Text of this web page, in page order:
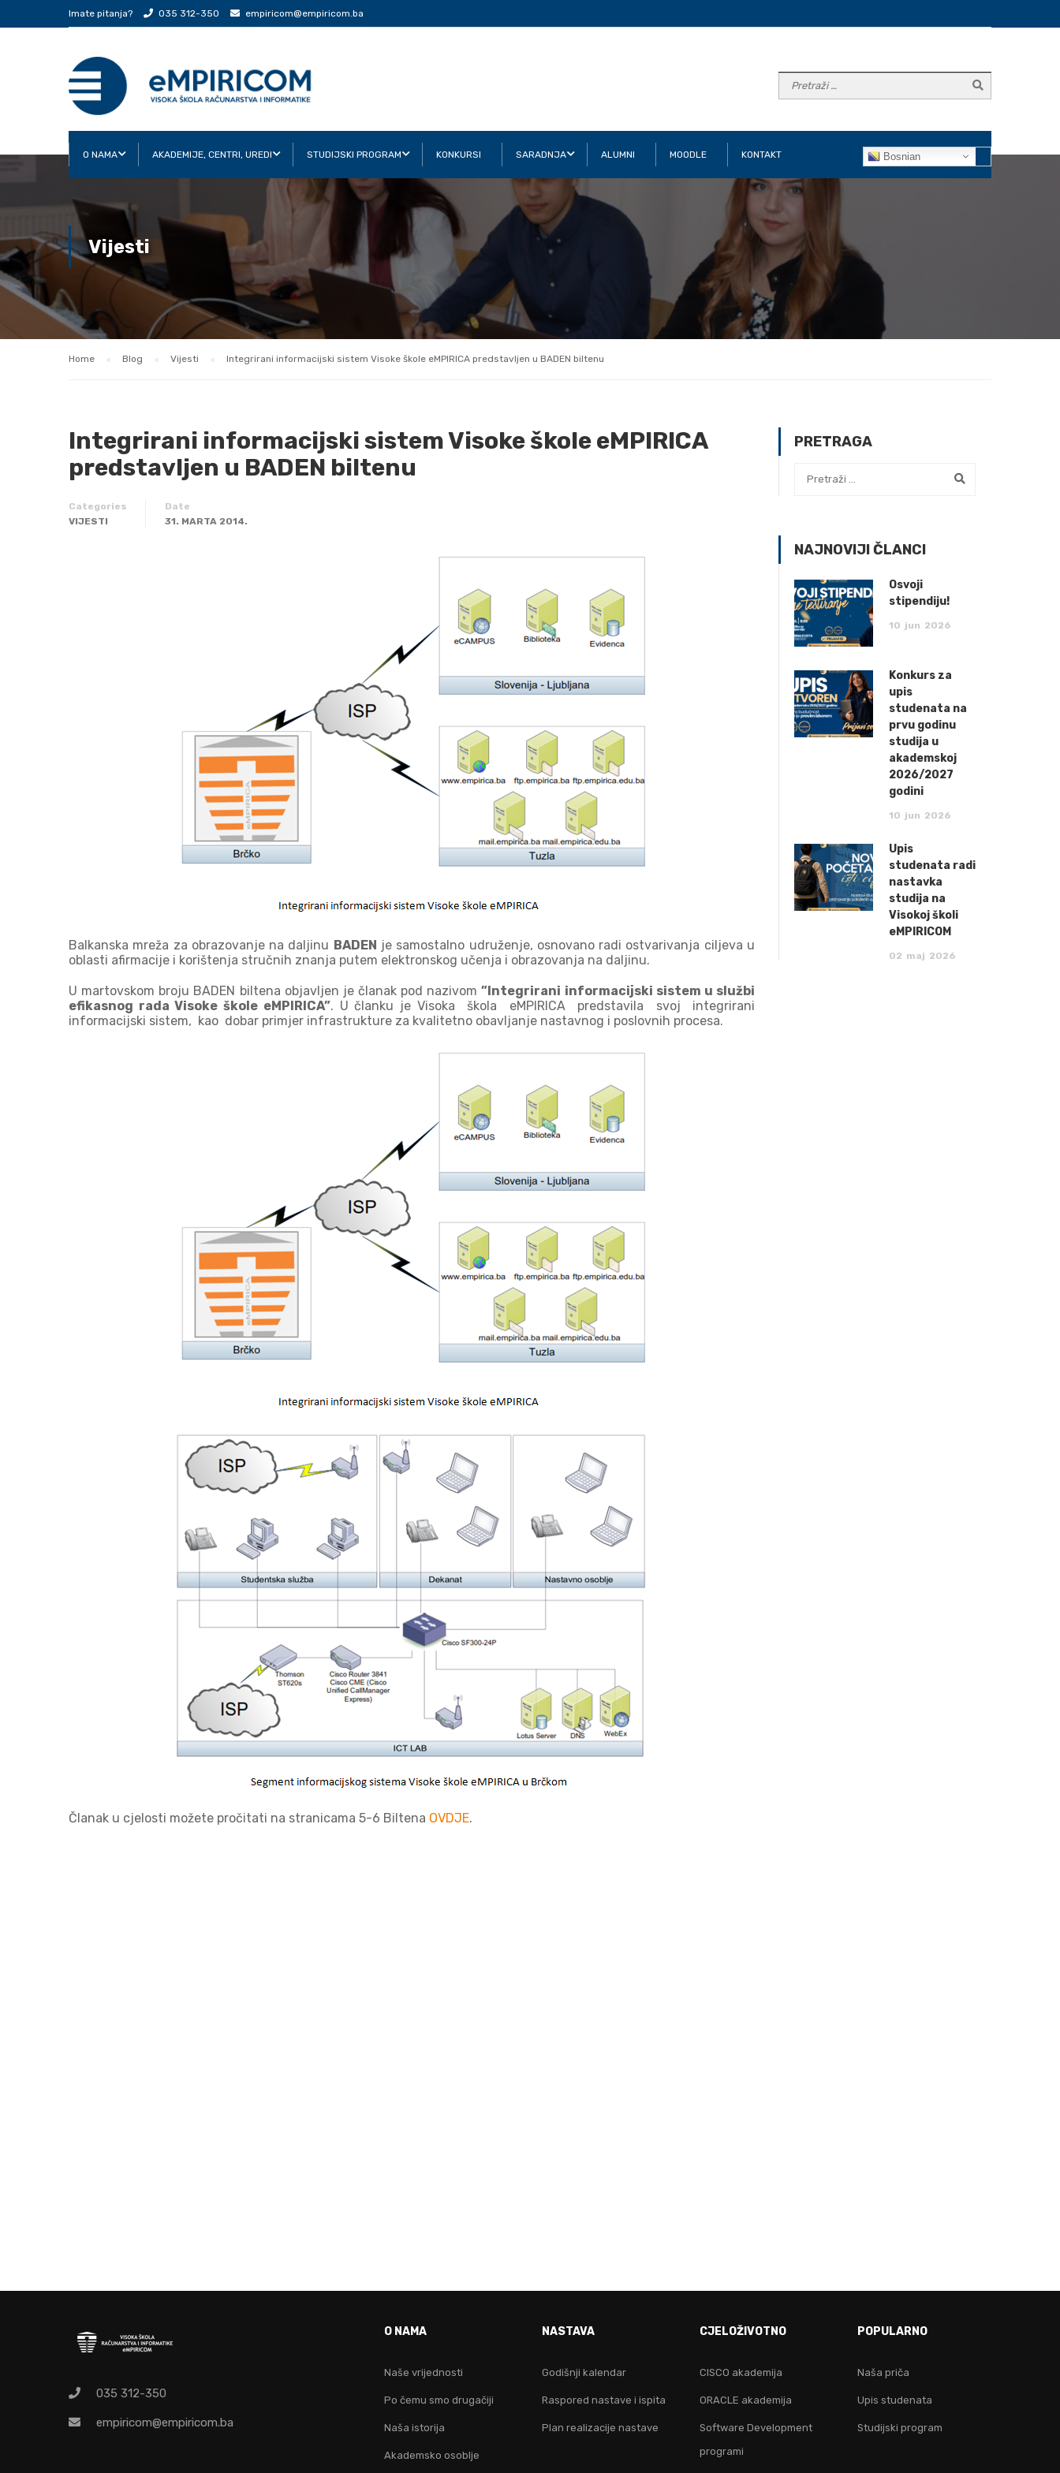
Imate pitanja? 035 312-350 empiricom@empiricom.ba
O NAMA AKADEMIJE, CENTRI, UREDI STUDIJSKI PROGRAM KONKURSI SARADNJA ALUMNI MOODLE KONTAKT Bosnian
Vijesti
Home Blog Vijesti Integrirani informacijski sistem Visoke škole eMPIRICA predstavljen u BADEN biltenu
Integrirani informacijski sistem Visoke škole eMPIRICA
predstavljen u BADEN biltenu
Categories
VIJESTI
Date
31. MARTA 2014.
Balkanska mreža za obrazovanje na daljinu BADEN je samostalno udruženje, osnovano radi ostvarivanja ciljeva u
oblasti afirmacije i korištenja stručnih znanja putem elektronskog učenja i obrazovanja na daljinu.
U martovskom broju BADEN biltena objavljen je članak pod nazivom”Integrirani informacijski sistem u službi
efikasnog rada Visoke škole eMPIRICA”. U članku je Visoka škola eMPIRICA predstavila svoj integrirani
informacijski sistem, kao dobar primjer infrastrukture za kvalitetno obavljanje nastavnog i poslovnih procesa.
Članak u cjelosti možete pročitati na stranicama 5-6 Biltena OVDJE.
PRETRAGA
NAJNOVIJI ČLANCI
Osvoji
stipendiju!
10 jun 2026
Konkurs za
upis
studenata na
prvu godinu
studija u
akademskoj
2026/2027
godini
10 jun 2026
Upis
studenata radi
nastavka
studija na
Visokoj školi
eMPIRICOM
02 maj 2026
035 312-350
empiricom@empiricom.ba
O NAMA
Naše vrijednosti
Po čemu smo drugačiji
Naša istorija
Akademsko osoblje
NASTAVA
Godišnji kalendar
Raspored nastave i ispita
Plan realizacije nastave
CJELOŽIVOTNO
CISCO akademija
ORACLE akademija
Software Development
programi
POPULARNO
Naša priča
Upis studenata
Studijski program
OVO JE FAKULTET ZA TEBE!